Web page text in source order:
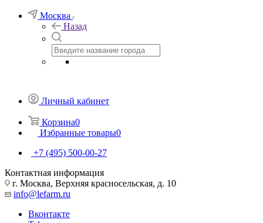
Москва
Назад
Личный кабинет
Корзина0
Избранные товары0
+7 (495) 500-00-27
Контактная информация
г. Москва, Верхняя красносельская, д. 10
info@lefarm.ru
Вконтакте